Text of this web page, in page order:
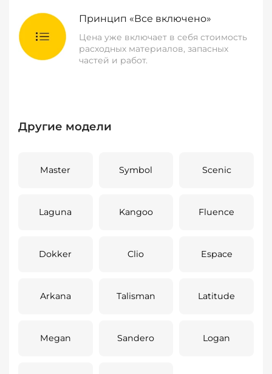
Принцип «Все включено»
Цена уже включает в себя стоимость
расходных материалов, запасных
частей и работ.
Другие модели
Master Symbol Scenic
Laguna Kangoo Fluence
Dokker Clio Espace
Arkana Talisman Latitude
Megan Sandero Logan